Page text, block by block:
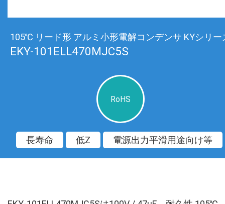
105℃ リード形 アルミ小形電解コンデンサ KYシリー
EKY-101ELL470MJC5S
RoHS
長寿命 低Z 電源出力平滑用途向け等